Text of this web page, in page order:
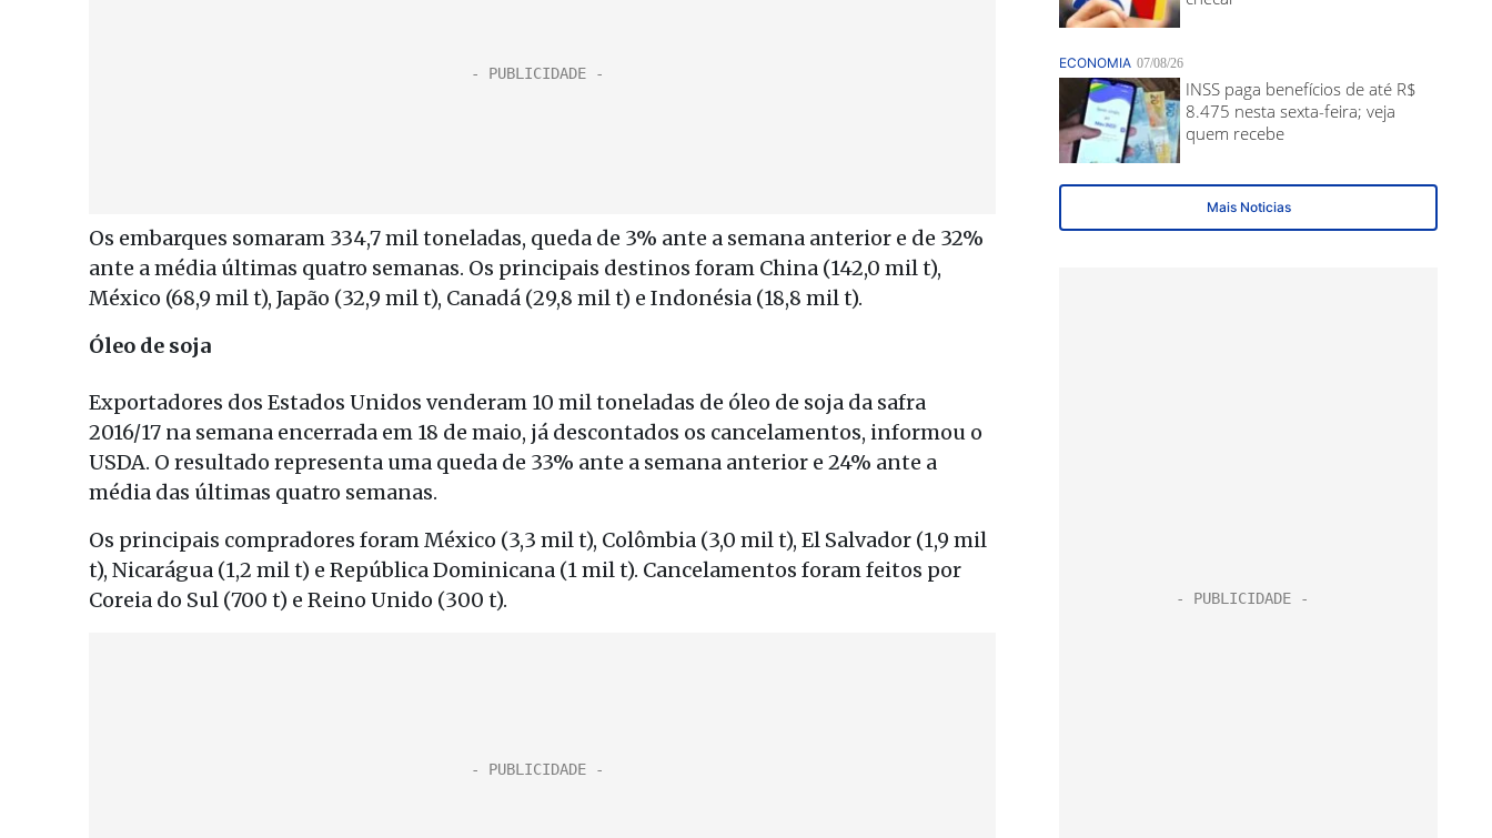
Os embarques somaram 334,7 mil toneladas, queda de 3% ante a semana anterior e de 32%
ante a média últimas quatro semanas. Os principais destinos foram China (142,0 mil t),
México (68,9 mil t), Japão (32,9 mil t), Canadá (29,8 mil t) e Indonésia (18,8 mil t).
Óleo de soja
Exportadores dos Estados Unidos venderam 10 mil toneladas de óleo de soja da safra
2016/17 na semana encerrada em 18 de maio, já descontados os cancelamentos, informou o
USDA. O resultado representa uma queda de 33% ante a semana anterior e 24% ante a
média das últimas quatro semanas.
Os principais compradores foram México (3,3 mil t), Colômbia (3,0 mil t), El Salvador (1,9 mil
t), Nicarágua (1,2 mil t) e República Dominicana (1 mil t). Cancelamentos foram feitos por
Coreia do Sul (700 t) e Reino Unido (300 t).